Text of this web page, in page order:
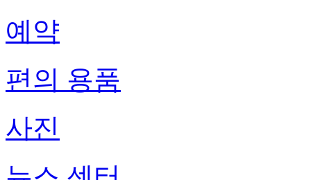
예약
편의 용품
사진